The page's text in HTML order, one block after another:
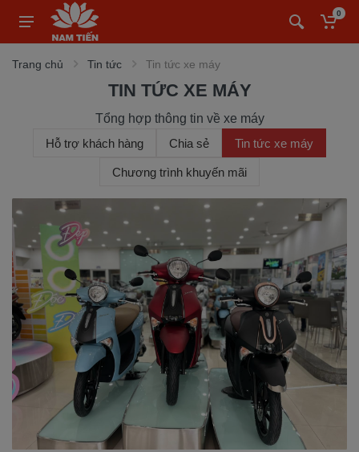
0
Trang chủ Tin tức Tin tức xe máy
TIN TỨC XE MÁY
Tổng hợp thông tin về xe máy
Hỗ trợ khách hàng
Chia sẻ Tin tức xe máy
Chương trình khuyến mãi